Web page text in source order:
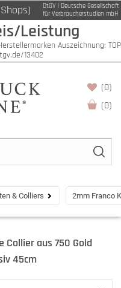
DtGV | Deutsche Gesellschaft
für Verbraucherstudien mbH
Leistung
Auszeichnung: TOP
13402
(0)
(0)
& Colliers 2mm Franco
Collier aus 750 Gold
45cm